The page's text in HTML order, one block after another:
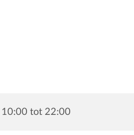
10:00 tot 22:00